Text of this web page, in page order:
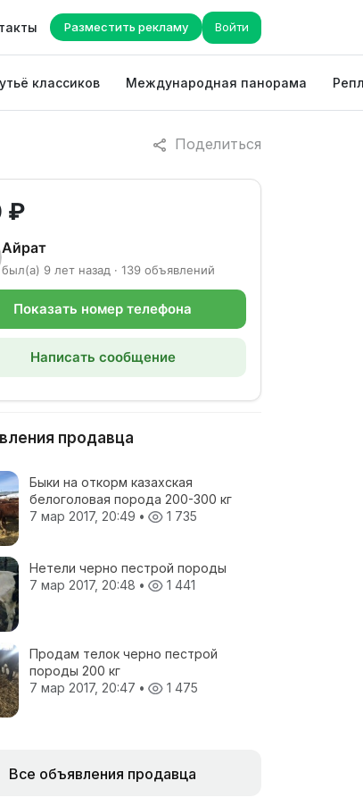
Разместить рекламу Войти
классиков Международная панорама
Поделиться
₽
Айрат
был(а) 9 лет назад · 139 объявлений
Показать номер телефона
Написать сообщение
продавца
Быки на откорм казахская
белоголовая порода 200-300 кг
7 мар 2017, 20:49 • 1 735
Нетели черно пестрой породы
7 мар 2017, 20:48 • 1 441
Продам телок черно пестрой
породы 200 кг
7 мар 2017, 20:47 • 1 475
Все объявления продавца